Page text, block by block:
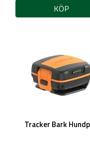
KÖP
Tracker Bark